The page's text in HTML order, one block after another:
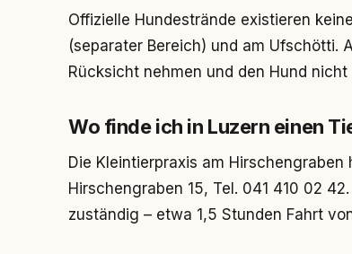
Offizielle Hundestrände existieren
(separater Bereich) und am Ufschötti.
Rücksicht nehmen und den Hund
Wo finde ich in Luzern einen
Die Kleintierpraxis am
Hirschengraben 15, Tel. 041 410 02
zuständig – etwa 1,5 Stunden Fahrt